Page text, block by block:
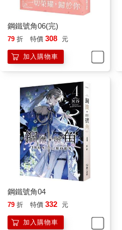
鋼鐵號角06(完)
79 折 特價 308 元
加入購物車
鋼鐵號角04
79 折 特價 332 元
加入購物車